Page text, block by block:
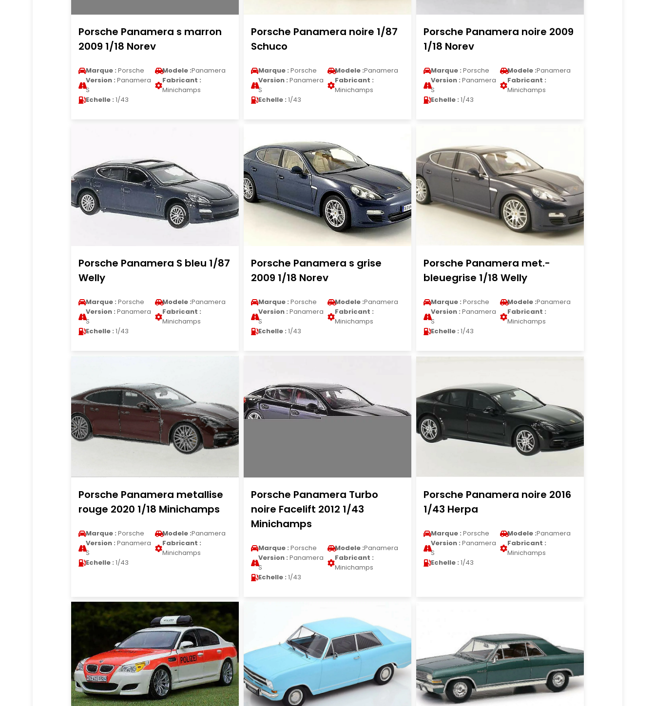
Porsche Panamera s marron
2009 1/18 Norev
Marque : Porsche Modele :Panamera
Version : Panamera
S
Fabricant :
Minichamps
Echelle : 1/43
Porsche Panamera noire 1/87
Schuco
Marque : Porsche Modele :Panamera
Version : Panamera
S
Fabricant :
Minichamps
Echelle : 1/43
Porsche Panamera noire 2009
1/18 Norev
Marque : Porsche Modele :Panamera
Version : Panamera
S
Fabricant :
Minichamps
Echelle : 1/43
Porsche Panamera S bleu 1/87
Welly
Marque : Porsche Modele :Panamera
Version : Panamera
S
Fabricant :
Minichamps
Echelle : 1/43
Porsche Panamera s grise
2009 1/18 Norev
Marque : Porsche Modele :Panamera
Version : Panamera
S
Fabricant :
Minichamps
Echelle : 1/43
Porsche Panamera met.-
bleuegrise 1/18 Welly
Marque : Porsche Modele :Panamera
Version : Panamera
S
Fabricant :
Minichamps
Echelle : 1/43
Porsche Panamera metallise
rouge 2020 1/18 Minichamps
Marque : Porsche Modele :Panamera
Version : Panamera
S
Fabricant :
Minichamps
Echelle : 1/43
Porsche Panamera Turbo
noire Facelift 2012 1/43
Minichamps
Marque : Porsche Modele :Panamera
Version : Panamera
S
Fabricant :
Minichamps
Echelle : 1/43
Porsche Panamera noire 2016
1/43 Herpa
Marque : Porsche Modele :Panamera
Version : Panamera
S
Fabricant :
Minichamps
Echelle : 1/43